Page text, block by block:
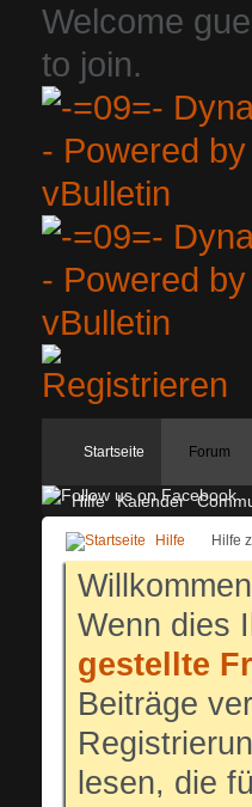
Welcome
to join.
Startseite Forum
Hilfe Kalender
Hilfe Hilfe
Wenn dies
gestellte
Beiträge
lesen, die